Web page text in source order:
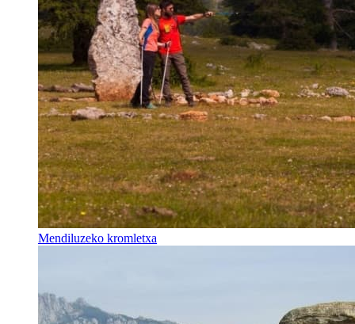
Mendiluzeko kromletxa